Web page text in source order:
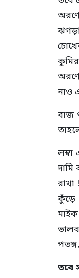
নাও
বাজ
কুঁড়ে
তবে